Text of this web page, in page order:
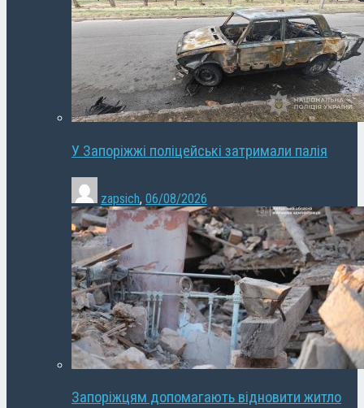
У Запоріжжі поліцейські затримали палія
zapsich, 06/08/2026
Запоріжцям допомагають відновити житло